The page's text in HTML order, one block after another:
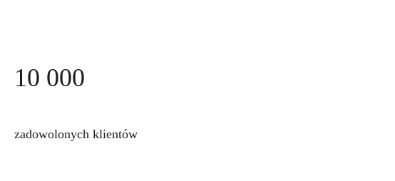
10 000
zadowolonych klientów